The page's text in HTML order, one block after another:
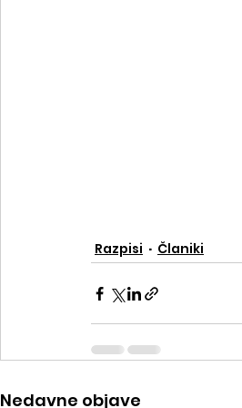
Razpisi Članiki
Nedavne objave